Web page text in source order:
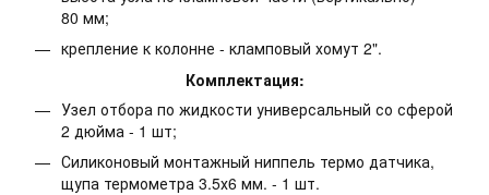
80 мм;
крепление к колонне - кламповый хомут 2".
Комплектация:
Узел отбора по жидкости универсальный со сферой
2 дюйма - 1 шт;
Силиконовый монтажный ниппель термо датчика,
щупа термометра 3.5х6 мм. - 1 шт.